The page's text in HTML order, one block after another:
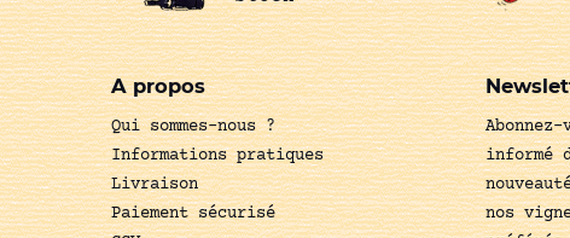
A propos
Qui sommes-nous ?
Informations pratiques
Livraison
Paiement sécurisé
informé
nos